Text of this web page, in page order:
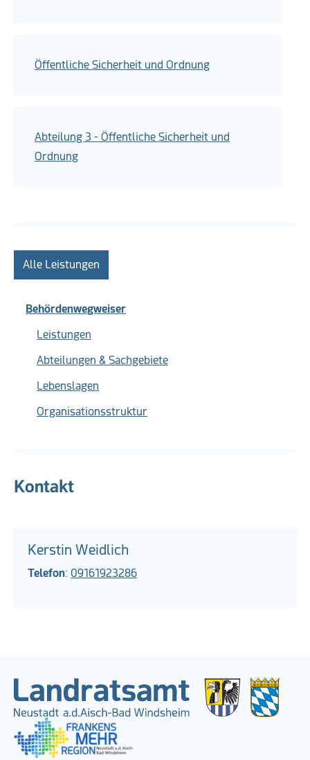
Öffentliche Sicherheit und Ordnung
Abteilung 3 - Öffentliche Sicherheit und
Ordnung
Alle Leistungen
Behördenwegweiser
Leistungen
Abteilungen & Sachgebiete
Lebenslagen
Organisationsstruktur
Kontakt
Kerstin Weidlich
Telefon: 09161923286